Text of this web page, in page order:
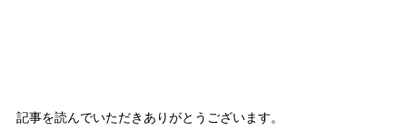
記事を読んでいただきありがとうございます。